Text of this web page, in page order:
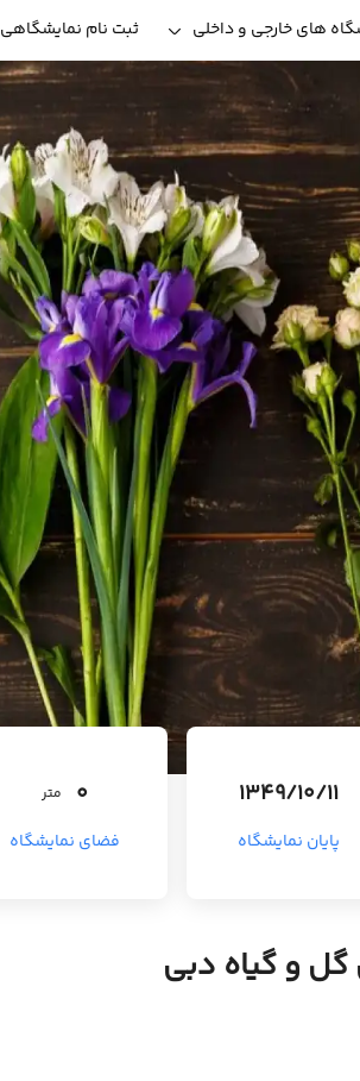
های خارجی و داخلی ثبت نام نمایشگاهی
1349/10/11
پایان نمایشگاه
0 متر
فضای نمایشگاه
گل و گیاه دبی